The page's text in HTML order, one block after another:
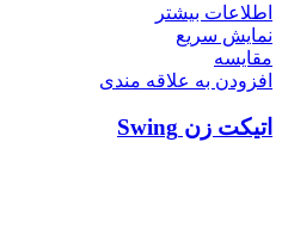
اطلاعات بیشتر
نمایش سریع
مقايسه
افزودن به علاقه مندی
اتیکت زن Swing